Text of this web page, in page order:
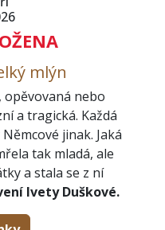
mlýn
opěvovaná nebo
a tragická. Každá
jinak. Jaká
tak mladá, ale
a stala se z ní
Ivety Duškové.